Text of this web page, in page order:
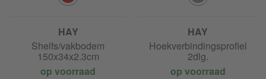
HAY
New Order -
Shelfs/vakbodem
150x34x2.3cm
op voorraad
HAY
New Order -
Hoekverbindingsprofiel
2dlg.
op voorraad